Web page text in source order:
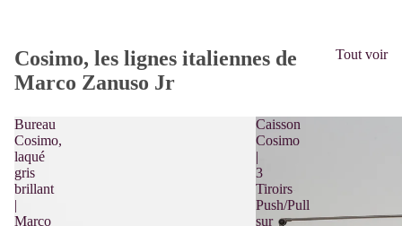
Cosimo, les lignes italiennes de
Marco Zanuso Jr
Tout voir
Bureau
Cosimo,
laqué
gris
brillant
|
Marco
Caisson
Cosimo
|
3
Tiroirs
Push/Pull
sur